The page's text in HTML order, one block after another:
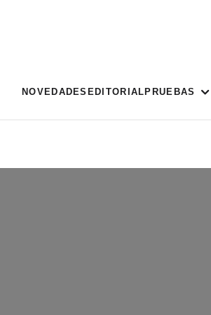
NOVEDADES EDITORIAL PRUEBAS